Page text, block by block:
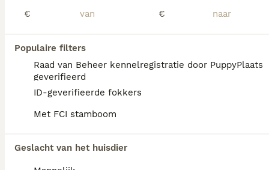
€
€
Populaire filters
Raad van Beheer kennelregistratie door PuppyPlaats
geverifieerd
ID-geverifieerde fokkers
Met FCI stamboom
Geslacht van het huisdier
Zoekopdracht bewaren
FAQ's
Waar kan ik Kerry Blue Terriër
pups kopen?
Kerry Blue Terriërs zijn niet altijd makkelijk